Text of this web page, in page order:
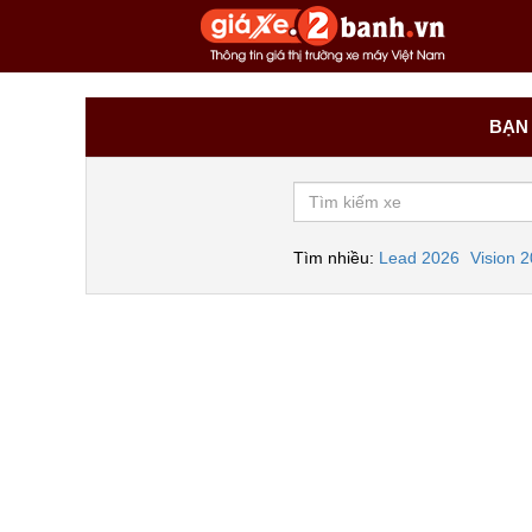
BẠN
Tìm nhiều: Lead 2026 Vision